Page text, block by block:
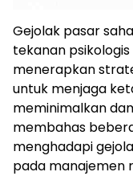
Gejolak pasar
tekanan
menerapkan
untuk menjaga
meminimalkan
membahas
menghadapi
pada manajemen